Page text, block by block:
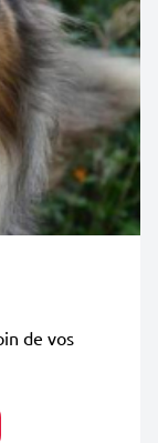
de vos